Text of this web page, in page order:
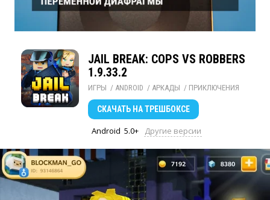
JAIL BREAK: COPS VS ROBBERS
1.9.33.2
ИГРЫ / ANDROID / АРКАДЫ / ПРИКЛЮЧЕНИЯ
СКАЧАТЬ НА ТРЕШБОКСЕ
Android 5.0+ Другие версии